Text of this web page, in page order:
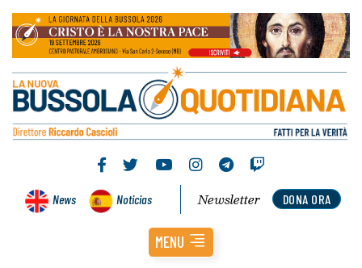
News Noticias DONA ORA
Newsletter
MENU